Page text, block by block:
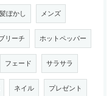
ぼかし メンズ
リーチ ホットペッパー
フェード サラサラ
ネイル プレゼント